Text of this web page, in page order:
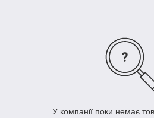
У компанії поки немає